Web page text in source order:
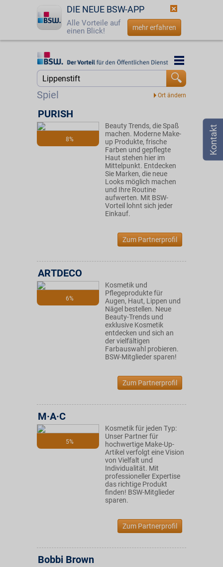
DIE NEUE BSW-APP
Alle Vorteile auf
einen Blick!
mehr erfahren
Startseite
Jetzt BSW-Mitglied werden
☎ 0800 - 279 25 82
Spiel
Startseite
8%
PURISH
Beauty Trends, die Spaß
machen. Moderne Make-
up Produkte, frische
Farben und gepflegte
Haut stehen hier im
Mittelpunkt. Entdecken
Sie Marken, die neue
Looks möglich machen
und Ihre Routine
aufwerten. Mit BSW-
Vorteil lohnt sich jeder
Einkauf.
Zum Partnerprofil
6%
ARTDECO
Kosmetik und
Pflegeprodukte für
Augen, Haut, Lippen und
Nägel bestellen. Neue
Beauty-Trends und
exklusive Kosmetik
entdecken und sich an
der vielfältigen
Farbauswahl probieren.
BSW-Mitglieder sparen!
Zum Partnerprofil
5%
M·A·C
Kosmetik für jeden Typ:
Unser Partner für
hochwertige Make-Up-
Artikel verfolgt eine Vision
von Vielfalt und
Individualität. Mit
professioneller Expertise
das richtige Produkt
finden! BSW-Mitglieder
sparen.
Zum Partnerprofil
Bobbi Brown